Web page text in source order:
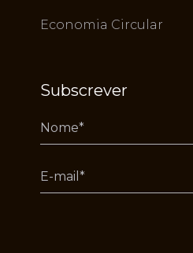
Economia Circular
Subscrever